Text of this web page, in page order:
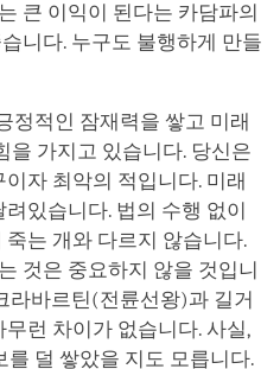
큰 이익이 된다는 카담파의
니다. 누구도 불행하게 만들
정적인 잠재력을 쌓고 미래
을 가지고 있습니다. 당신은
자 최악의 적입니다. 미래
있습니다. 법의 수행 없이
는 개와 다르지 않습니다.
것은 중요하지 않을 것입니
라바르틴(전륜선왕)과 길거
런 차이가 없습니다. 사실,
를 덜 쌓았을 지도 모릅니다.